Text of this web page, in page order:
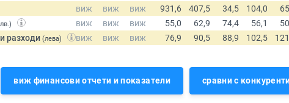
разходи (лева)
виж финансови отчети и показатели сравни с